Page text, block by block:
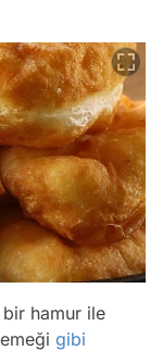
bir hamur ile
gibi